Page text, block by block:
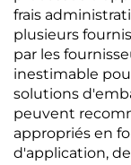
frais
plusieurs
par les
inestimable
solutions
peuvent
appropriés en
d'application,